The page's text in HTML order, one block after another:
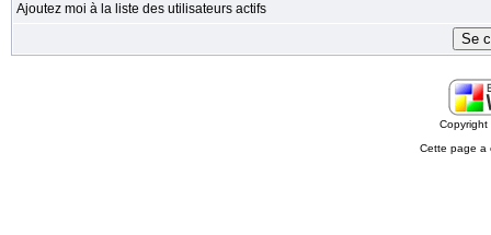
Ajoutez moi à la liste des utilisateurs actifs
Cette page a